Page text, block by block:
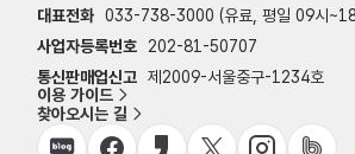
대표전화 033-738-3000 (유료, 평일 09시
사업자등록번호
202-81-50707
통신판매업신고 제2009-서울중구-1234호
이용 가이드
찾아오시는 길